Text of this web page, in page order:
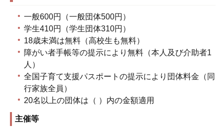
一般600円（一般団体500円）
学生410円（学生団体310円）
18歳未満は無料（高校生も無料）
障がい者手帳等の提示により無料（本人及び介助者1
人）
全国子育て支援パスポートの提示により団体料金（同
行家族全員）
20名以上の団体は（ ）内の金額適用
主催等